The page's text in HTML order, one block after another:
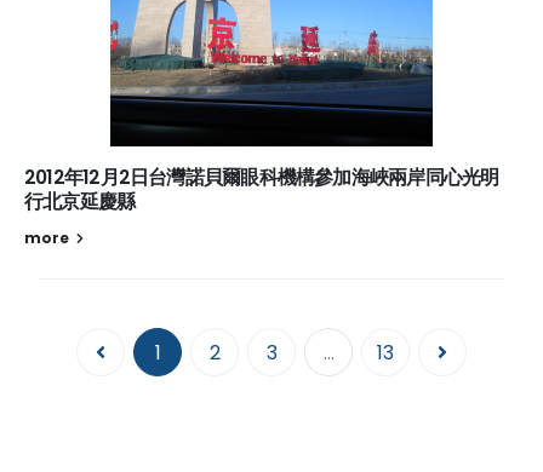
2012年12月2日台灣諾貝爾眼科機構參加海峽兩岸同心光明
行北京延慶縣
more
1 2 3 ... 13